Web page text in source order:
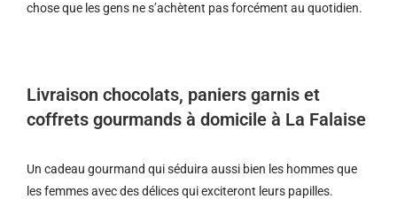
chose que les gens ne s’achètent pas forcément au quotidien.
Livraison chocolats, paniers garnis et
coffrets gourmands à domicile à La Falaise
Un cadeau gourmand qui séduira aussi bien les hommes que
les femmes avec des délices qui exciteront leurs papilles.